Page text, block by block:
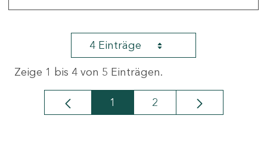
4 Einträge
Zeige 1 bis 4 von 5 Einträgen.
Seite
1 Seite
2